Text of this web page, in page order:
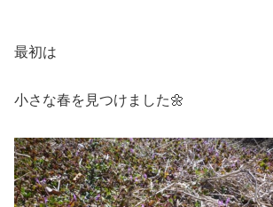
最初は
小さな春を見つけました🌼